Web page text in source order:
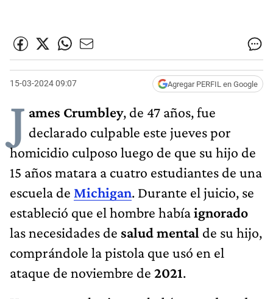
15-03-2024 09:07 Agregar PERFIL en Google
J ames Crumbley, de 47 años, fue
declarado culpable este jueves por
homicidio culposo luego de que su hijo de
15 años matara a cuatro estudiantes de una
escuela de Michigan. Durante el juicio, se
estableció que el hombre habíaignorado
las necesidades de salud mental de su hijo,
comprándole la pistola que usó en el
ataque de noviembre de 2021.